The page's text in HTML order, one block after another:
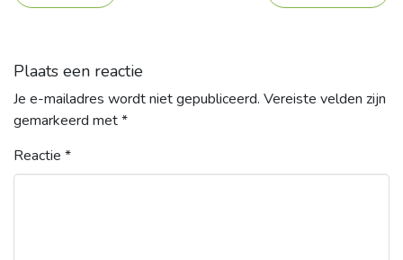
Plaats een reactie
Je e-mailadres wordt niet gepubliceerd. Vereiste velden zijn
gemarkeerd met*
Reactie *